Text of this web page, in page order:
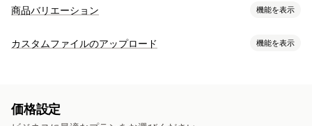
商品バリエーション 機能を表示
カスタマイズ
価格
条件ベースの価格設定
カスタム価格 動的価格設定
カスタムファイルのアップロード 機能を表示
ファイル管理
価格設定